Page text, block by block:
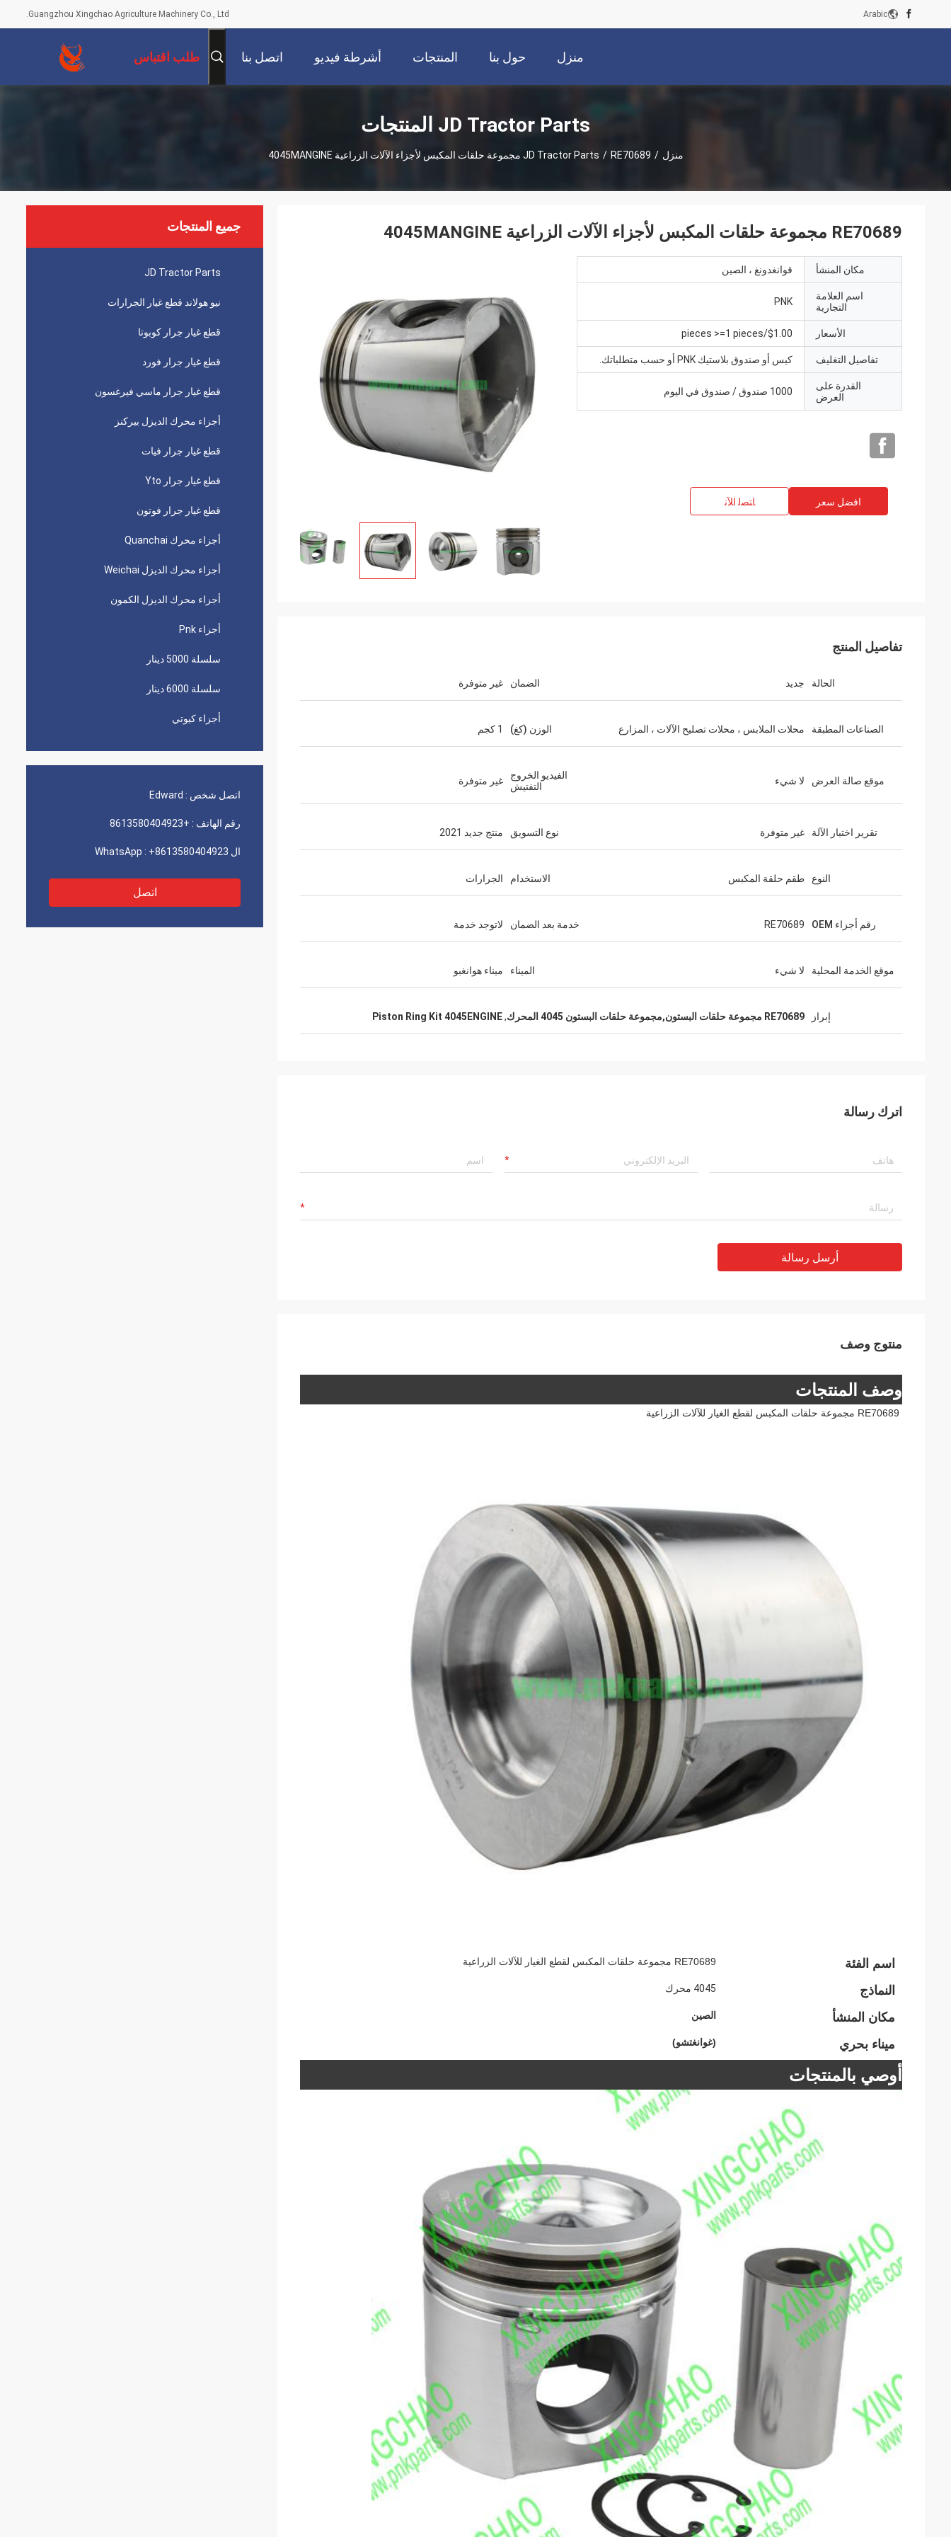
Guangzhou Xingchao Agriculture Machinery Co., Ltd. Arabic
منزل حول بنا المنتجات أشرطة فيديو اتصل بنا طلب اقتباس
JD Tractor Parts المنتجات
منزل /
JD Tractor Parts / RE70689 مجموعة حلقات المكبس لأجزاء الآلات الزراعية 4045MANGINE
جميع المنتجات
JD Tractor Parts
نيو هولاند قطع غيار الجرارات
قطع غيار جرار كوبوتا
قطع غيار جرار فورد
قطع غيار جرار ماسي فيرغسون
أجزاء محرك الديزل بيركنز
قطع غيار جرار فيات
قطع غيار جرار Yto
قطع غيار جرار فوتون
أجزاء محرك Quanchai
أجزاء محرك الديزل Weichai
أجزاء محرك الديزل الكمون
أجزاء Pnk
سلسلة 5000 دينار
سلسلة 6000 دينار
أجزاء كيوتي
اتصل شخص : Edward
رقم الهاتف : +8613580404923
ال WhatsApp : +8613580404923
اتصل
RE70689 مجموعة حلقات المكبس لأجزاء الآلات الزراعية 4045MANGINE
مكان المنشأ قوانغدونغ ، الصين
اسم العلامة
التجارية
PNK
الأسعار $1.00/pieces >=1 pieces
تفاصيل التغليف كيس أو صندوق بلاستيك PNK أو حسب متطلباتك.
القدرة على
العرض
1000 صندوق / صندوق في اليوم
افضل سعر ﺎﺘﺼﻟ ﺍﻶﻧ
تفاصيل المنتج
الحالة جديد الضمان غير متوفرة
الصناعات المطبقة محلات الملابس ، محلات تصليح الآلات ، المزارع الوزن (كغ) 1 كجم
موقع صالة العرض لا شيء
الفيديو الخروج
التفتيش
غير متوفرة
تقرير اختبار الآلة غير متوفرة نوع التسويق منتج جديد 2021
النوع طقم حلقة المكبس الاستخدام الجرارات
رقم أجزاء OEM RE70689 خدمة بعد الضمان لاتوجد خدمة
موقع الخدمة المحلية لا شيء الميناء ميناء هوانغبو
إبراز RE70689 مجموعة حلقات البستون,مجموعة حلقات البستون 4045 المحرك ,
Piston Ring Kit 4045ENGINE
اترك رسالة
أرسل رسالة
منتوج وصف
وصف المنتجات
RE70689 مجموعة حلقات المكبس لقطع الغيار للآلات الزراعية
اسم الفئة RE70689 مجموعة حلقات المكبس لقطع الغيار للآلات الزراعية
النماذج 4045 محرك
مكان المنشأ الصين
ميناء بحري (غوانغتشو)
أوصي بالمنتجات